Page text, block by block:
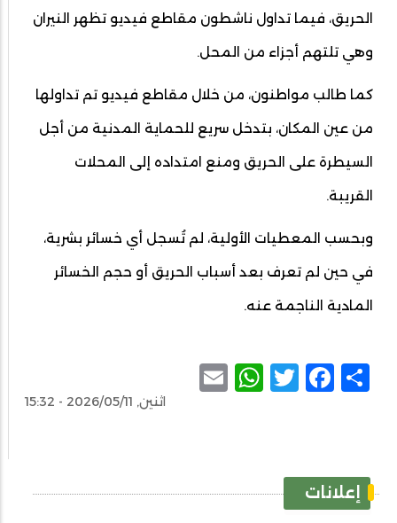
الحريق، فيما تداول ناشطون مقاطع فيديو تظهر النيران
وهي تلتهم أجزاء من المحل.
كما طالب مواطنون، من خلال مقاطع فيديو تم تداولها
من عين المكان، بتدخل سريع للحماية المدنية من أجل
السيطرة على الحريق ومنع امتداده إلى المحلات
القريبة.
وبحسب المعطيات الأولية، لم تُسجل أي خسائر بشرية،
في حين لم تعرف بعد أسباب الحريق أو حجم الخسائر
المادية الناجمة عنه.
Share
Facebook
Twitter
WhatsApp
اثنين, 2026/05/11 - 15:32
إعلانات